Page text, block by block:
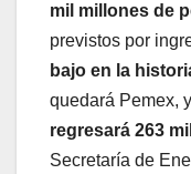
mil millones de
previstos por
bajo en la
quedará Pemex,
regresará 263
Secretaría de